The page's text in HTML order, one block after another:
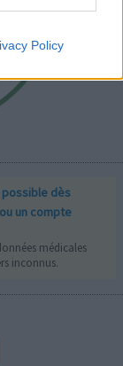
Policy
possible dès
un compte
médicales
inconnus.